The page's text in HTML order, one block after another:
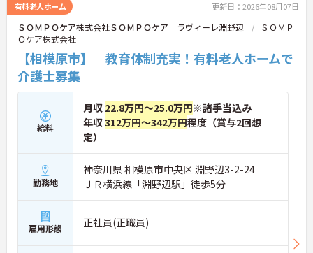
有料老人ホーム 更新日：2026年08月07日
ＳＯＭＰＯケア株式会社ＳＯＭＰＯケア ラヴィーレ淵野辺
ＳＯＭＰ
Ｏケア株式会社
【相模原市】 教育体制充実！有料老人ホームで
介護士募集
給料
月収 22.8万円～25.0万円※諸手当込み
年収312万円～342万円程度（賞与2回想
定）
勤務地
神奈川県 相模原市中央区 淵野辺3-2-24
ＪＲ横浜線「淵野辺駅」徒歩5分
雇用形態 正社員(正職員)